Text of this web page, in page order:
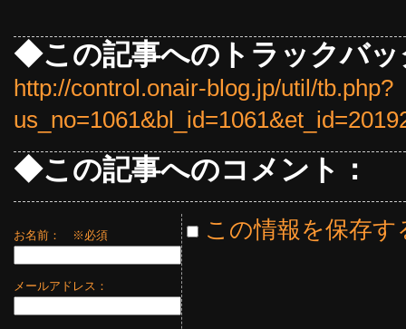
◆この記事へのトラックバッ
http://control.onair-blog.jp/util/tb.php?
◆この記事へのコメント：
お名前： ※必須
メールアドレス：
この情報を保存す